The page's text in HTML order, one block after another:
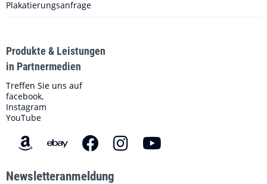
Plakatierungsanfrage
Produkte & Leistungen
in Partnermedien
Treffen Sie uns auf
facebook,
Instagram
YouTube
Newsletteranmeldung